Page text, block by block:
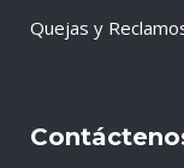
Quejas y